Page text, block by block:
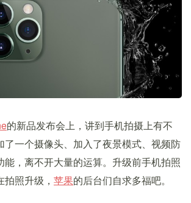
的新品发布会上，讲到手机拍摄上有不
了一个摄像头、加入了夜景模式、视频防
能，离不开大量的运算。升级前手机拍照
照升级， 苹果的后台们自求多福吧。